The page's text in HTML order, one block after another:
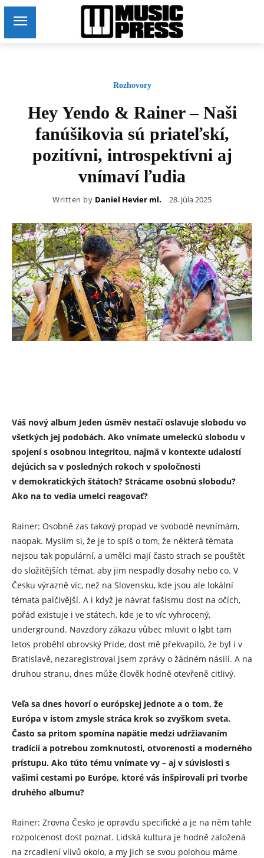
Rozhovory
Hey Yendo & Rainer – Naši
fanúšikovia sú priateľskí,
pozitívni, introspektívni aj
vnímaví ľudia
Written by Daniel Hevier ml. 28. júla 2025
Váš nový album Jeden úsměv nestačí oslavuje slobodu vo
všetkých jej podobách. Ako vnímate umeleckú slobodu v
spojení s osobnou integritou, najmä v kontexte udalostí
dejúcich sa v posledných rokoch v spoločnosti
v demokratických štátoch? Strácame osobnú slobodu?
Ako na to vedia umelci reagovať?
Rainer: Osobně zas takový propad ve svobodě nevnímám,
naopak. Myslím si, že je to spíš o tom, že některá témata
nejsou tak populární, a umělci mají často strach se pouštět
do složitějších témat, aby jim nespadly dosahy nebo co. V
Česku výrazně víc, než na Slovensku, kde jsou ale lokální
témata palčivější. A i když je návrat fašismu dost na očích,
pořád existuje i ve státech, kde je to víc vyhrocený,
underground. Navzdory zákazu vůbec mluvit o lgbt tam
letos proběhl obrovský Pride, dost mě překvapilo, že byl i v
Bratislavě, nezaregistroval jsem zprávy o žádném násilí. A na
druhou stranu, dnes může člověk hodně otevřeně citlivý.
Veľa sa dnes hovorí o európskej jednote a o tom, že
Európa v istom zmysle stráca krok so zvyškom sveta.
Často sa pritom spomína napätie medzi udržiavaním
tradícií a potrebou zomknutosti, otvorenosti a moderného
prístupu. Ako túto tému vnímate vy – aj v súvislosti s
vašimi cestami po Európe, ktoré vás inšpirovali pri tvorbe
druhého albumu?
Rainer: Zrovna Česko je opravdu specifické a je na něm tahle
rozpolcenost dost poznat. Lidská kultura je hodně založená
na zrcadlení vlivů okolo, a my jich se svou polohou máme